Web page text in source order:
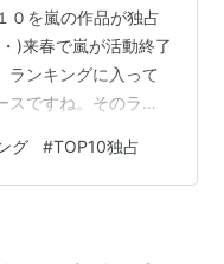
０を嵐の作品が独占
)来春で嵐が活動終了
ランキングに入って
スですね。そのラン
嵐 『感謝カンゲキ
始)２位 ： 嵐 『ワイ
９日配信開始)４位
グ #TOP10独占